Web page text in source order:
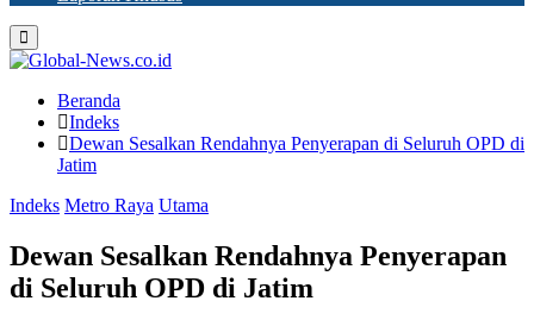
Primary
Menu
Beranda
Indeks
Dewan Sesalkan Rendahnya Penyerapan di Seluruh OPD di
Jatim
Indeks Metro Raya Utama
Dewan Sesalkan Rendahnya Penyerapan
di Seluruh OPD di Jatim